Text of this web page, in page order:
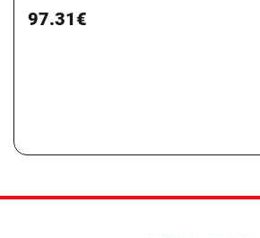
97.31€